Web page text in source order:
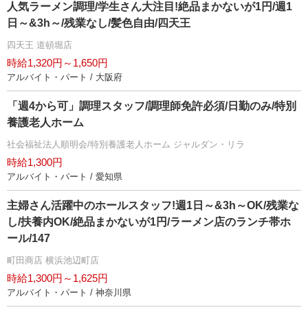
人気ラーメン調理/学生さん大注目!絶品まかないが1円/週1
日～&3h～/残業なし/髪色自由/四天王
四天王 道頓堀店
時給1,320円～1,650円
アルバイト・パート / 大阪府
「週4から可」調理スタッフ/調理師免許必須/日勤のみ/特別
養護老人ホーム
社会福祉法人順明会/特別養護老人ホーム ジャルダン・リラ
時給1,300円
アルバイト・パート / 愛知県
主婦さん活躍中のホールスタッフ!週1日～&3h～OK/残業な
し/扶養内OK/絶品まかないが1円/ラーメン店のランチ帯ホ
ール/147
町田商店 横浜池辺町店
時給1,300円～1,625円
アルバイト・パート / 神奈川県